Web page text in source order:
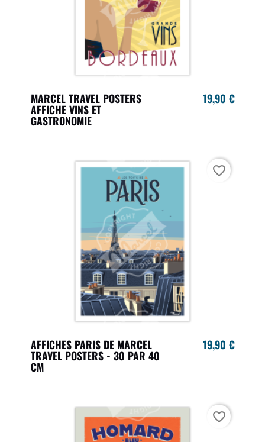
MARCEL TRAVEL POSTERS
AFFICHE VINS ET
GASTRONOMIE
19,90 €
AFFICHES PARIS DE MARCEL
TRAVEL POSTERS - 30 PAR 40
CM
19,90 €
favorite_border
favorite_border